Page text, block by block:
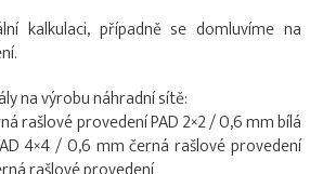
kalkulaci, případně se domluvíme na
na výrobu náhradní sítě:
rašlové provedení PAD 2×2 / 0,6 mm bílá
4×4 / 0,6 mm černá rašlové provedení